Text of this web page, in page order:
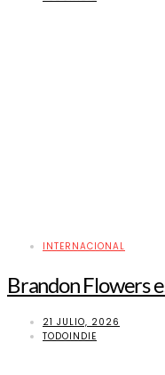
INTERNACIONAL
Brandon Flowers
21 JULIO, 2026
TODOINDIE